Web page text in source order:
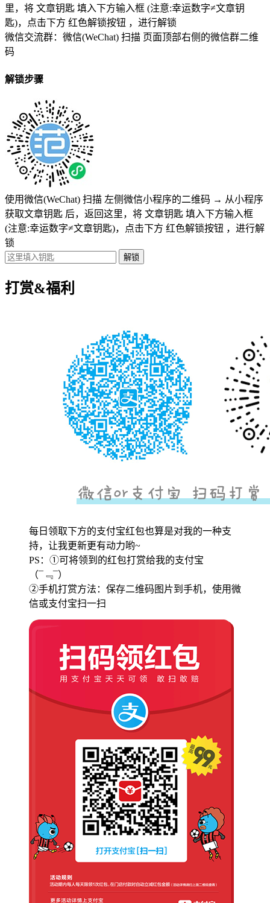
里，将 文章钥匙 填入下方输入框 (注意:幸运数字≠文章钥
匙)，点击下方 红色解锁按钮 ，进行解锁
微信交流群：微信(WeChat) 扫描 页面顶部右侧的微信群二维
码
解锁步骤
使用微信(WeChat) 扫描 左侧微信小程序的二维码 → 从小程序
获取文章钥匙 后，返回这里，将 文章钥匙 填入下方输入框
(注意:幸运数字≠文章钥匙)，点击下方 红色解锁按钮 ，进行解
锁
打赏&福利
每日领取下方的支付宝红包也算是对我的一种支
持，让我更新更有动力哟~
PS：①可将领到的红包打赏给我的支付宝
（¯﹃¯）
②手机打赏方法：保存二维码图片到手机，使用微
信或支付宝扫一扫